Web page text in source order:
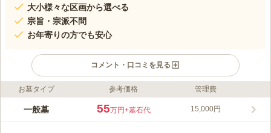
大小様々な区画から選べる
宗旨・宗派不問
お年寄りの方でも安心
コメント・口コミを見る
ライフドット編集部のコメント
都営三田線・東京メトロ南北線「白金高輪駅」から徒歩6分と、
お墓タイプ 参考価格 管理費
一般墓 55万円+墓石代 15,000円